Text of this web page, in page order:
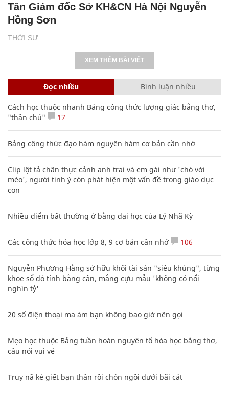
THỜI SỰ
Tân Giám đốc Sở KH&CN Hà Nội Nguyễn
Hồng Sơn
XEM THÊM BÀI VIẾT
Đọc nhiều Bình luận nhiều
Cách học thuộc nhanh Bảng công thức lượng giác bằng thơ,
"thần chú"
17
Bảng công thức đạo hàm nguyên hàm cơ bản cần nhớ
Clip lột tả chân thực cảnh anh trai và em gái như 'chó với
mèo', người tinh ý còn phát hiện một vấn đề trong giáo dục
con
Nhiều điểm bất thường ở bằng đại học của Lý Nhã Kỳ
Các công thức hóa học lớp 8, 9 cơ bản cần nhớ 106
Nguyễn Phương Hằng sở hữu khối tài sản "siêu khủng", từng
khoe sổ đỏ tính bằng cân, mắng cựu mẫu 'không có nổi
nghìn tỷ'
20 số điện thoại ma ám bạn không bao giờ nên gọi
Mẹo học thuộc Bảng tuần hoàn nguyên tố hóa học bằng thơ,
câu nói vui vẻ
Truy nã kẻ giết bạn thân rồi chôn ngồi dưới bãi cát